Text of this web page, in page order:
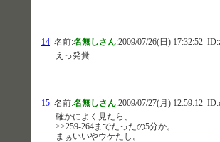
14 名前:名無しさん:2009/07/26(日) 17:32:52
えっ発糞
15 名前:名無しさん:2009/07/27(月) 12:59:12
確かによく見たら、
>>259-264までたったの5分か。
まぁいいやウケたし。